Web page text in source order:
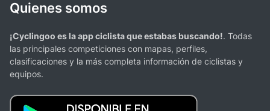
Quienes somos
¡Cyclingoo es la app ciclista que estabas buscando!. Todas
las principales competiciones con mapas, perfiles,
clasificaciones y la más completa información de ciclistas y
equipos.